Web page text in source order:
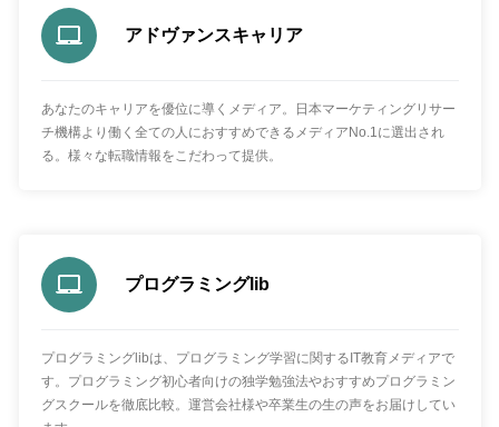
アドヴァンスキャリア
あなたのキャリアを優位に導くメディア。日本マーケティングリサー
チ機構より働く全ての人におすすめできるメディアNo.1に選出され
る。様々な転職情報をこだわって提供。
プログラミングlib
プログラミングlibは、プログラミング学習に関するIT教育メディアで
す。プログラミング初心者向けの独学勉強法やおすすめプログラミン
グスクールを徹底比較。運営会社様や卒業生の生の声をお届けしてい